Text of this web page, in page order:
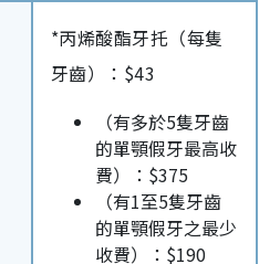
*丙烯酸酯牙托（每隻
牙齒）：$43
（有多於5隻牙齒
的單顎假牙最高收
費）：$375
（有1至5隻牙齒
的單顎假牙之最少
收費）：$190